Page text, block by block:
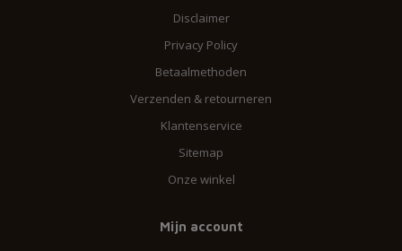
Disclaimer
Privacy Policy
Betaalmethoden
Verzenden & retourneren
Klantenservice
Sitemap
Onze winkel
Mijn account